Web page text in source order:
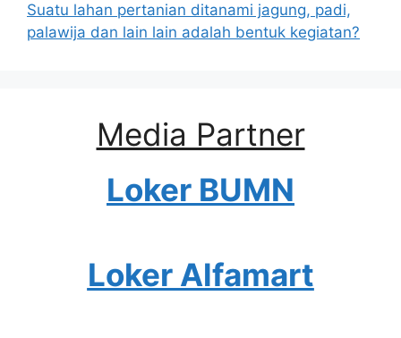
Suatu lahan pertanian ditanami jagung, padi,
palawija dan lain lain adalah bentuk kegiatan?
Media Partner
Loker BUMN
Loker Alfamart